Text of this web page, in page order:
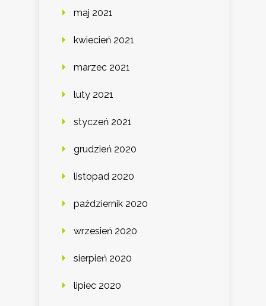
maj 2021
kwiecień 2021
marzec 2021
luty 2021
styczeń 2021
grudzień 2020
listopad 2020
październik 2020
wrzesień 2020
sierpień 2020
lipiec 2020